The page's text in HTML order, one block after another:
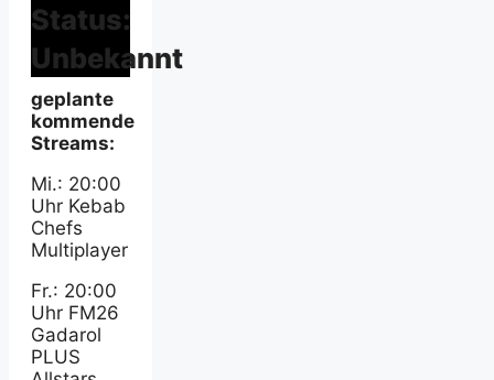
Status:
Unbekannt
geplante
kommende
Streams:
Mi.: 20:00
Uhr Kebab
Chefs
Multiplayer
Fr.: 20:00
Uhr FM26
Gadarol
PLUS